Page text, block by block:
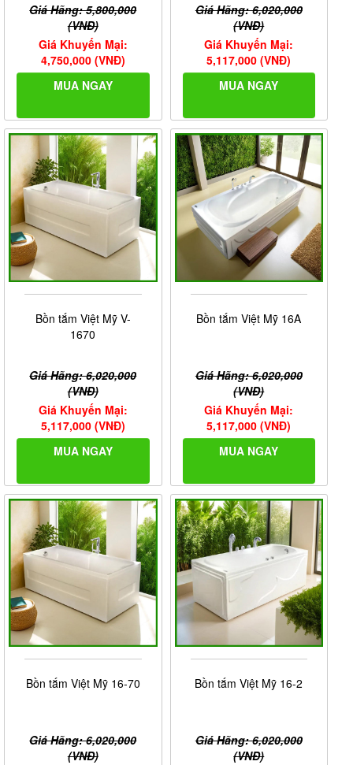
Giá Hãng: 5,800,000
(VNĐ)
Giá Khuyến Mại:
4,750,000 (VNĐ)
MUA NGAY
Giá Hãng: 6,020,000
(VNĐ)
Giá Khuyến Mại:
5,117,000 (VNĐ)
MUA NGAY
Bồn tắm Việt Mỹ V-
1670
Giá Hãng: 6,020,000
(VNĐ)
Giá Khuyến Mại:
5,117,000 (VNĐ)
MUA NGAY
Bồn tắm Việt Mỹ 16A
Giá Hãng: 6,020,000
(VNĐ)
Giá Khuyến Mại:
5,117,000 (VNĐ)
MUA NGAY
Bồn tắm Việt Mỹ 16-70
Giá Hãng: 6,020,000
(VNĐ)
Bồn tắm Việt Mỹ 16-2
Giá Hãng: 6,020,000
(VNĐ)